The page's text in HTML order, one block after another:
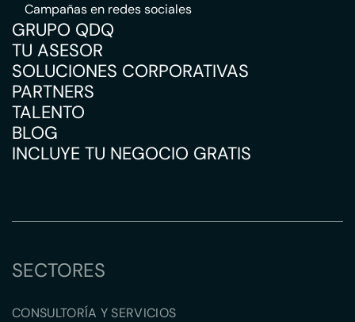
Campañas en redes sociales
GRUPO QDQ
TU ASESOR
SOLUCIONES CORPORATIVAS
PARTNERS
TALENTO
BLOG
INCLUYE TU NEGOCIO GRATIS
SECTORES
CONSULTORÍA Y SERVICIOS